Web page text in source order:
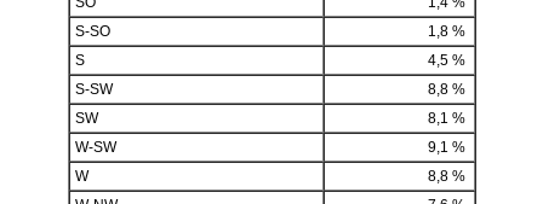
S-SO
1,8 %
S
4,5 %
S-SW
8,8 %
SW
8,1 %
W-SW
9,1 %
W
8,8 %